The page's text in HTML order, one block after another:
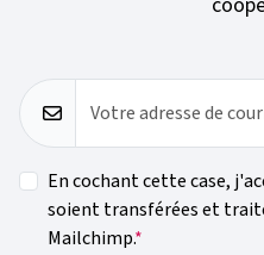
Votre adresse de
En cochant cette case,
soient transférées et
Mailchimp.